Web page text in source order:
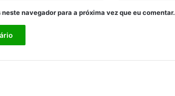
navegador para a próxima vez que eu comentar.